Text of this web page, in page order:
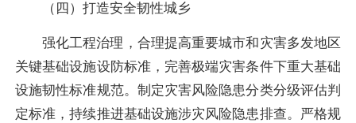
（四）打造安全韧性城乡
强化工程治理，合理提高重要城市和灾害多发地区
关键基础设施设防标准，完善极端灾害条件下重大基础
设施韧性标准规范。制定灾害风险隐患分类分级评估判
定标准，持续推进基础设施涉灾风险隐患排查。严格规